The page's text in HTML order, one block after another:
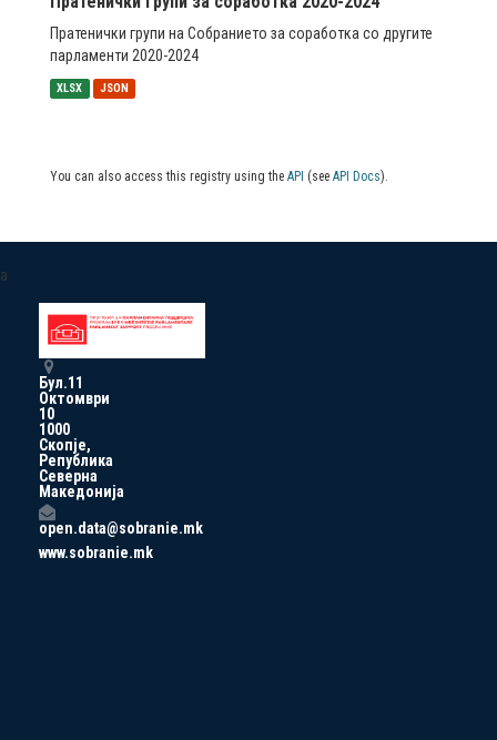
Пратенички групи на Собранието за соработка со другите
парламенти 2020-2024
XLSX JSON
You can also access this registry using the API (see API Docs).
a
Бул.11
Октомври
10
1000
Скопје,
Република
Северна
Македонија
open.data@sobranie.mk
www.sobranie.mk